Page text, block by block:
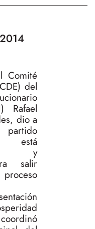
Comité
del
Rafael
dio a
partido
está
y
salir